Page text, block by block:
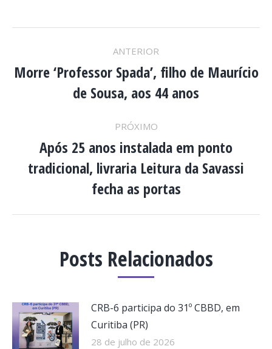
NAVEGAÇÃO
DE
ANTERIOR
Post
anterior:
Morre ‘Professor Spada’, filho de Maurício
de Sousa, aos 44 anos
PRÓXIMO
Próximo
post:
Após 25 anos instalada em ponto
tradicional, livraria Leitura da Savassi
fecha as portas
Posts Relacionados
CRB-6 participa do 31º CBBD, em
Curitiba (PR)
28 de julho de 2026